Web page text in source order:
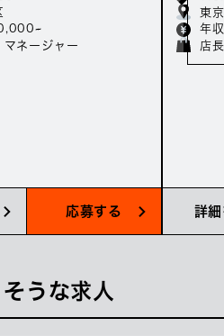
マネージャー
応募する
東
年
店
詳
うな求人